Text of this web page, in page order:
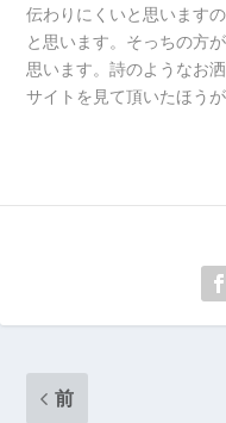
伝わりにくいと思います
と思います。そっちの方
思います。詩のようなお
サイトを見て頂いたほう
前